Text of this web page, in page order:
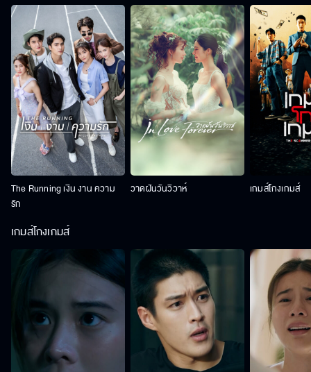
The Running เงิน งาน ความ
รัก
วาดฝันวันวิวาห์ เกมส์โกงเกมส์
เกมส์โกงเกมส์